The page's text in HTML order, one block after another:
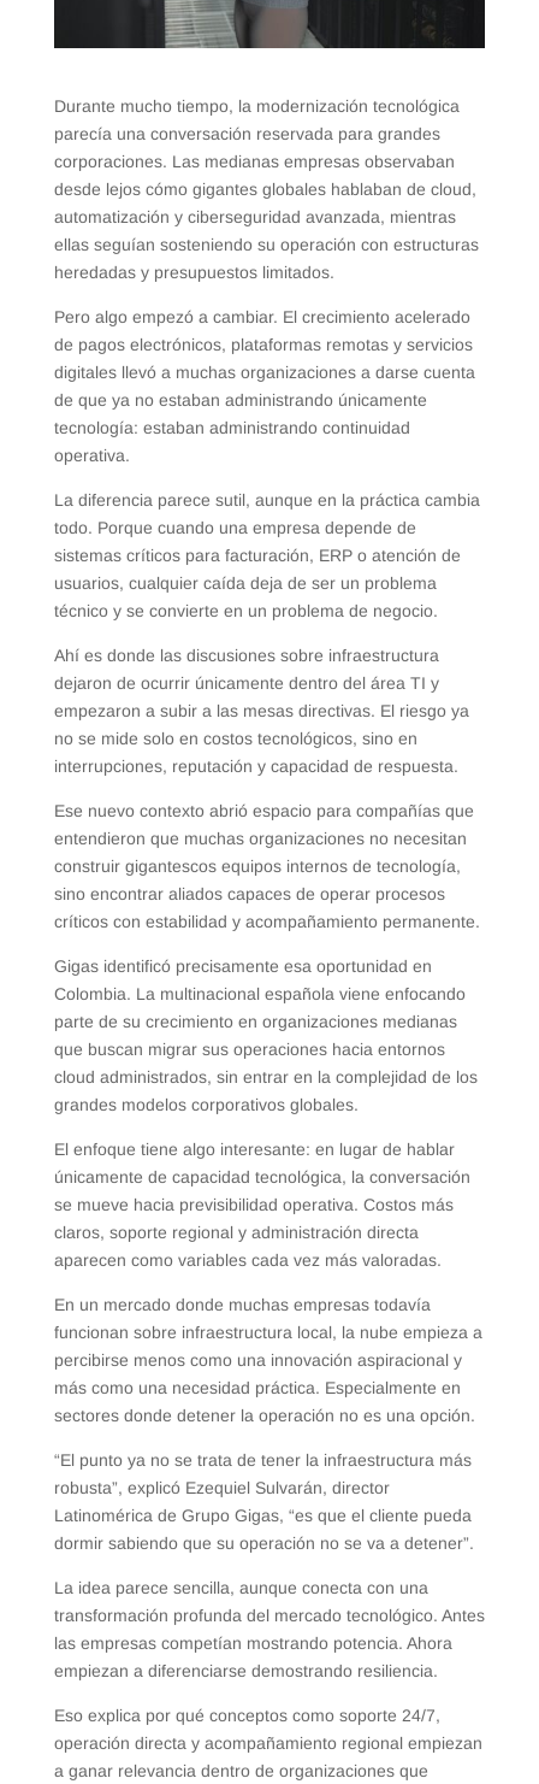
Durante mucho tiempo, la modernización tecnológica
parecía una conversación reservada para grandes
corporaciones. Las medianas empresas observaban
desde lejos cómo gigantes globales hablaban de cloud,
automatización y ciberseguridad avanzada, mientras
ellas seguían sosteniendo su operación con estructuras
heredadas y presupuestos limitados.
Pero algo empezó a cambiar. El crecimiento acelerado
de pagos electrónicos, plataformas remotas y servicios
digitales llevó a muchas organizaciones a darse cuenta
de que ya no estaban administrando únicamente
tecnología: estaban administrando continuidad
operativa.
La diferencia parece sutil, aunque en la práctica cambia
todo. Porque cuando una empresa depende de
sistemas críticos para facturación, ERP o atención de
usuarios, cualquier caída deja de ser un problema
técnico y se convierte en un problema de negocio.
Ahí es donde las discusiones sobre infraestructura
dejaron de ocurrir únicamente dentro del área TI y
empezaron a subir a las mesas directivas. El riesgo ya
no se mide solo en costos tecnológicos, sino en
interrupciones, reputación y capacidad de respuesta.
Ese nuevo contexto abrió espacio para compañías que
entendieron que muchas organizaciones no necesitan
construir gigantescos equipos internos de tecnología,
sino encontrar aliados capaces de operar procesos
críticos con estabilidad y acompañamiento permanente.
Gigas identificó precisamente esa oportunidad en
Colombia. La multinacional española viene enfocando
parte de su crecimiento en organizaciones medianas
que buscan migrar sus operaciones hacia entornos
cloud administrados, sin entrar en la complejidad de los
grandes modelos corporativos globales.
El enfoque tiene algo interesante: en lugar de hablar
únicamente de capacidad tecnológica, la conversación
se mueve hacia previsibilidad operativa. Costos más
claros, soporte regional y administración directa
aparecen como variables cada vez más valoradas.
En un mercado donde muchas empresas todavía
funcionan sobre infraestructura local, la nube empieza a
percibirse menos como una innovación aspiracional y
más como una necesidad práctica. Especialmente en
sectores donde detener la operación no es una opción.
“El punto ya no se trata de tener la infraestructura más
robusta”, explicó Ezequiel Sulvarán, director
Latinomérica de Grupo Gigas, “es que el cliente pueda
dormir sabiendo que su operación no se va a detener”.
La idea parece sencilla, aunque conecta con una
transformación profunda del mercado tecnológico. Antes
las empresas competían mostrando potencia. Ahora
empiezan a diferenciarse demostrando resiliencia.
Eso explica por qué conceptos como soporte 24/7,
operación directa y acompañamiento regional empiezan
a ganar relevancia dentro de organizaciones que